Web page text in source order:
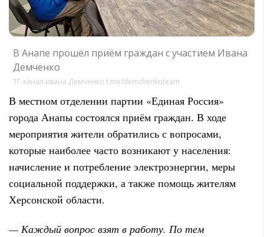
В Анапе прошёл приём граждан с участием Ивана
Демченко
ТГ-канал ивана Демченко t.me/demchenkoteam
В местном отделении партии «Единая Россия»
города Анапы состоялся приём граждан. В ходе
мероприятия жители обратились с вопросами,
которые наиболее часто возникают у населения:
начисление и потребление электроэнергии, меры
социальной поддержки, а также помощь жителям
Херсонской области.
— Каждый вопрос взят в работу. По тем